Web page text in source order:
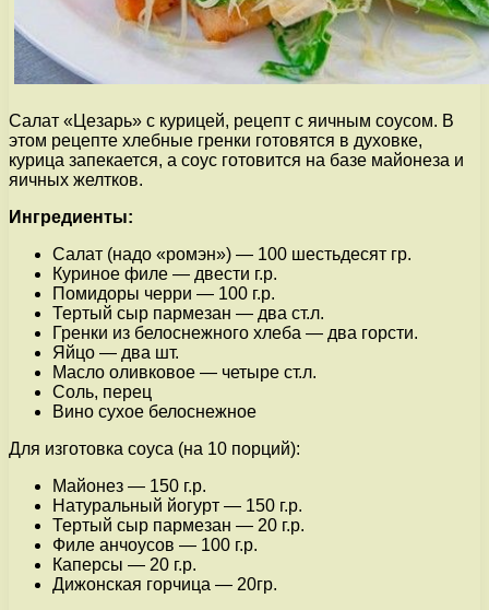
Салат «Цезарь» с курицей, рецепт с яичным соусом. В
этом рецепте хлебные гренки готовятся в духовке,
курица запекается, а соус готовится на базе майонеза и
яичных желтков.
Ингредиенты:
Салат (надо «ромэн») — 100 шестьдесят гр.
Куриное филе — двести г.р.
Помидоры черри — 100 г.р.
Тертый сыр пармезан — два ст.л.
Гренки из белоснежного хлеба — два горсти.
Яйцо — два шт.
Масло оливковое — четыре ст.л.
Соль, перец
Вино сухое белоснежное
Для изготовка соуса (на 10 порций):
Майонез — 150 г.р.
Натуральный йогурт — 150 г.р.
Тертый сыр пармезан — 20 г.р.
Филе анчоусов — 100 г.р.
Каперсы — 20 г.р.
Дижонская горчица — 20гр.